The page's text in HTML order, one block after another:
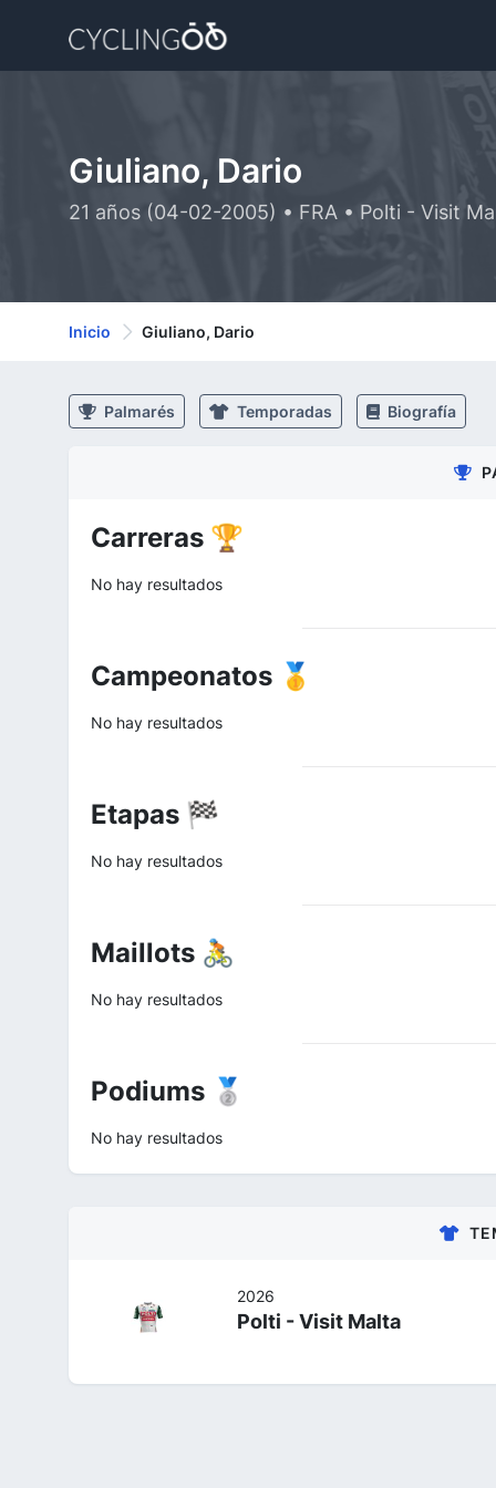
Giuliano, Dario
21 años (04-02-2005) • FRA • Polti - Visit
Inicio Giuliano, Dario
Palmarés Temporadas Biografía
Carreras 🏆
No hay resultados
Campeonatos 🥇
No hay resultados
Etapas 🏁
No hay resultados
Maillots 🚴
No hay resultados
Podiums 🥈
No hay resultados
2026
Polti - Visit Malta